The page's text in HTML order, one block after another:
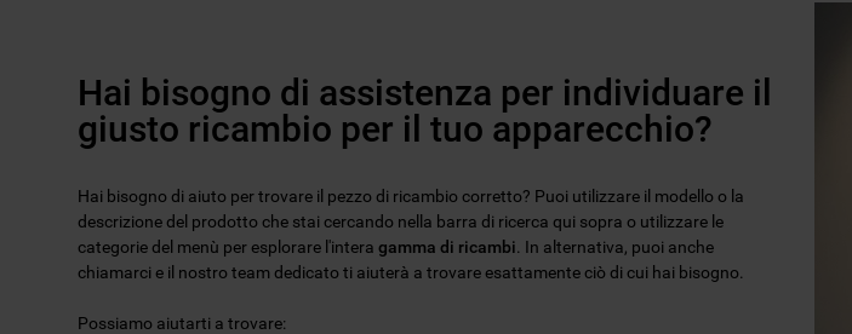
Hai bisogno di assistenza per individuare il
giusto ricambio per il tuo apparecchio?
Hai bisogno di aiuto per trovare il pezzo di ricambio corretto? Puoi utilizzare il modello o la
descrizione del prodotto che stai cercando nella barra di ricerca qui sopra o utilizzare le
categorie del menù per esplorare l'intera gamma di ricambi . In alternativa, puoi anche
chiamarci e il nostro team dedicato ti aiuterà a trovare esattamente ciò di cui hai bisogno.
Possiamo aiutarti a trovare: